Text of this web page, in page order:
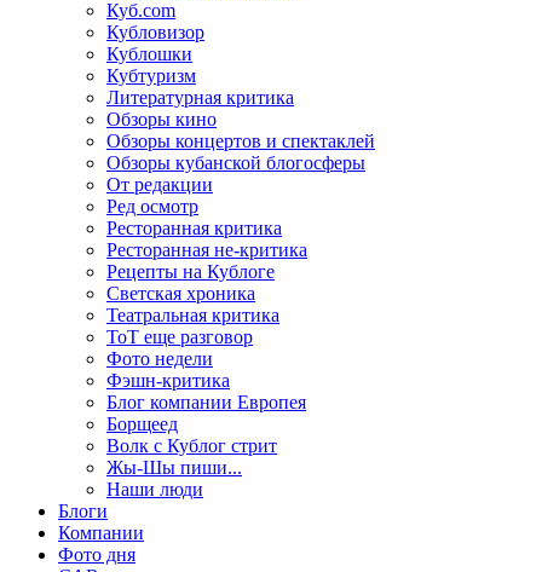
Куб.com
Кубловизор
Кублошки
Кубтуризм
Литературная критика
Обзоры кино
Обзоры концертов и спектаклей
Обзоры кубанской блогосферы
От редакции
Ред осмотр
Ресторанная критика
Ресторанная не-критика
Рецепты на Кублоге
Светская хроника
Театральная критика
ТоТ еще разговор
Фото недели
Фэшн-критика
Блог компании Европея
Борщеед
Волк с Кублог стрит
Жы-Шы пиши...
Наши люди
Блоги
Компании
Фото дня